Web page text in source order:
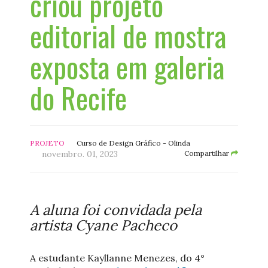
editorial de mostra
exposta em galeria
do Recife
PROJETO Curso de Design Gráfico - Olinda
novembro. 01, 2023 Compartilhar
A aluna foi convidada pela
artista Cyane Pacheco
A estudante Kayllanne Menezes, do 4°